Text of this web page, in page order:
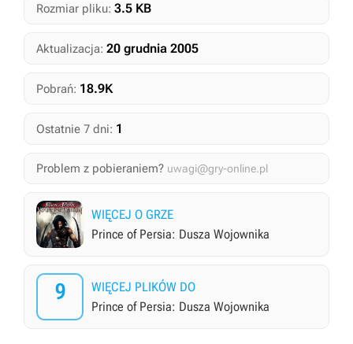
Rozmiar pliku: 3.5 KB
Aktualizacja: 20 grudnia 2005
Pobrań: 18.9K
Ostatnie 7 dni: 1
Problem z pobieraniem? uwagi@gry-online.pl
WIĘCEJ O GRZE
Prince of Persia: Dusza Wojownika
9
WIĘCEJ PLIKÓW DO
Prince of Persia: Dusza Wojownika